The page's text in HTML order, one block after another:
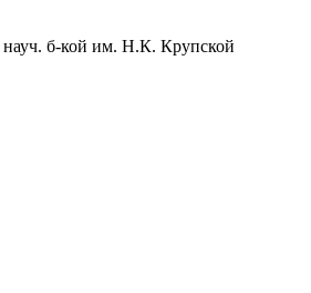
науч. б-кой им. Н.К. Крупской